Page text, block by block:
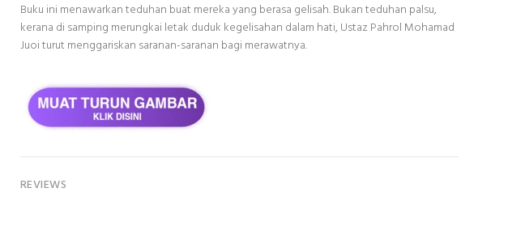
Buku ini menawarkan teduhan buat mereka yang berasa gelisah. Bukan teduhan palsu,
kerana di samping merungkai letak duduk kegelisahan dalam hati, Ustaz Pahrol Mohamad
Juoi turut menggariskan saranan-saranan bagi merawatnya.
REVIEWS